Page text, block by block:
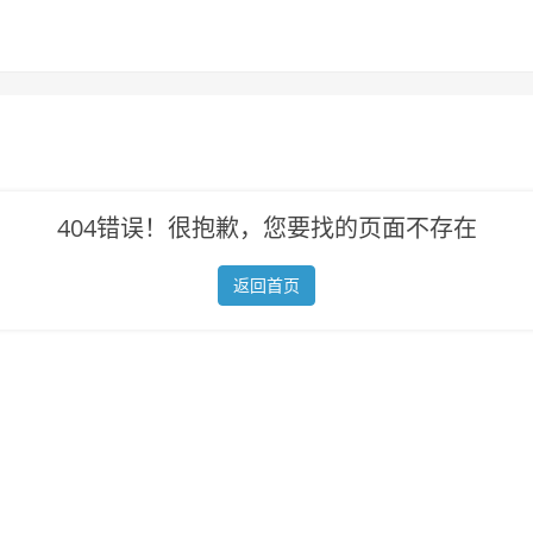
404错误！很抱歉，您要找的页面不存在
返回首页